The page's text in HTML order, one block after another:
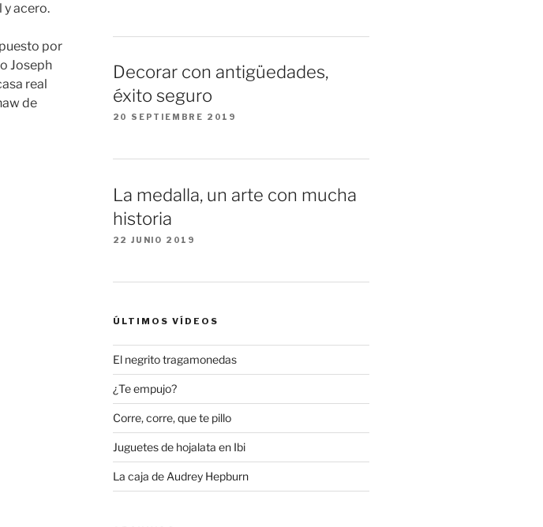
y acero.
por
Joseph
real
de
Decorar con antigüedades,
éxito seguro
20 SEPTIEMBRE 2019
La medalla, un arte con mucha
historia
22 JUNIO 2019
ÚLTIMOS VÍDEOS
El negrito tragamonedas
¿Te empujo?
Corre, corre, que te pillo
Juguetes de hojalata en Ibi
La caja de Audrey Hepburn